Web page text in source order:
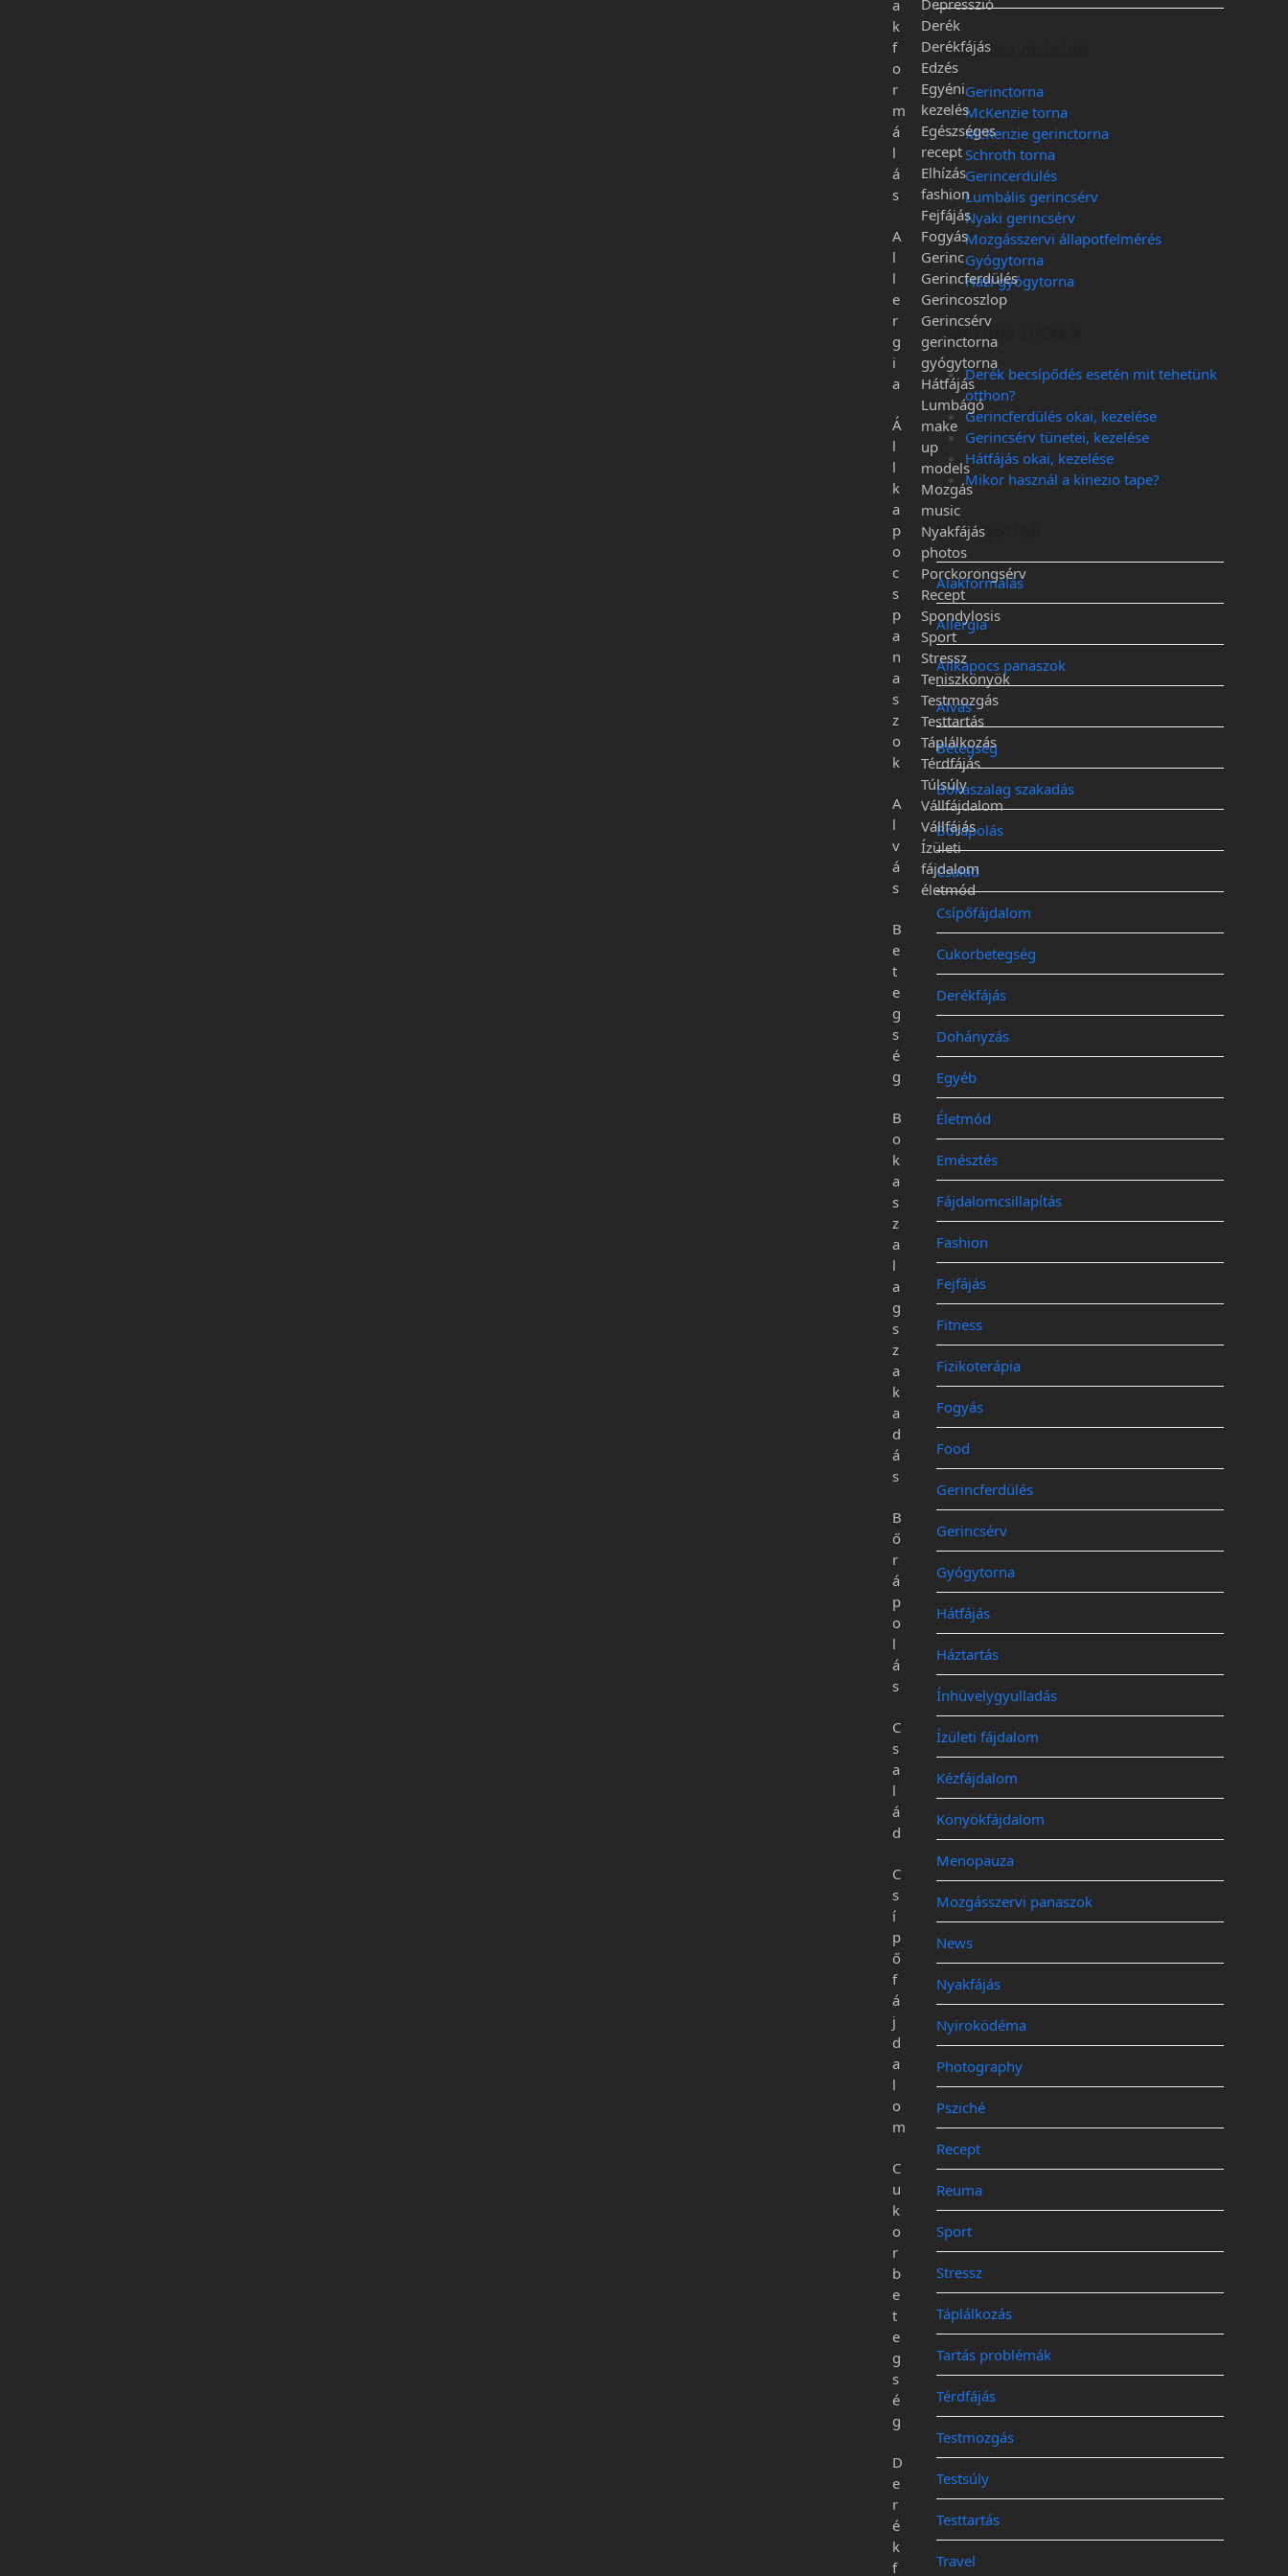
Hasznos oldalak
Gerinctorna
McKenzie torna
McKenzie gerinctorna
Schroth torna
Gerincerdülés
Lumbális gerincsérv
Nyaki gerincsérv
Mozgásszervi állapotfelmérés
Gyógytorna
Házi gyógytorna
Hasznos cikkek
Derék becsípődés esetén mit tehetünk
otthon?
Gerincferdülés okai, kezelése
Gerincsérv tünetei, kezelése
Hátfájás okai, kezelése
Mikor használ a kinezio tape?
Kategóriák
Alakformálás
Allergia
Állkapocs panaszok
Alvás
Betegség
Bokaszalag szakadás
Bőrápolás
Család
Csípőfájdalom
Cukorbetegség
Derékfájás
Dohányzás
Egyéb
Életmód
Emésztés
Fájdalomcsillapítás
Fashion
Fejfájás
Fitness
Fizikoterápia
Fogyás
Food
Gerincferdülés
Gerincsérv
Gyógytorna
Hátfájás
Háztartás
Ínhüvelygyulladás
Ízületi fájdalom
Kézfájdalom
Könyökfájdalom
Menopauza
Mozgásszervi panaszok
News
Nyakfájás
Nyiroködéma
Photography
Psziché
Recept
Reuma
Sport
Stressz
Táplálkozás
Tartás problémák
Térdfájás
Testmozgás
Testsúly
Testtartás
Travel
a
k
f
o
r
m
á
l
á
s
A
l
l
e
r
g
i
a
Á
l
l
k
a
p
o
c
s
p
a
n
a
s
z
o
k
A
l
v
á
s
B
e
t
e
g
s
é
g
B
o
k
a
s
z
a
l
a
g
s
z
a
k
a
d
á
s
B
ő
r
á
p
o
l
á
s
C
s
a
l
á
d
C
s
í
p
ő
f
á
j
d
a
l
o
m
C
u
k
o
r
b
e
t
e
g
s
é
g
D
e
r
é
k
f
Depresszió
Derék
Derékfájás
Edzés
Egyéni
kezelés
Egészséges
recept
Elhízás
fashion
Fejfájás
Fogyás
Gerinc
Gerincferdülés
Gerincoszlop
Gerincsérv
gerinctorna
gyógytorna
Hátfájás
Lumbágó
make
up
models
Mozgás
music
Nyakfájás
photos
Porckorongsérv
Recept
Spondylosis
Sport
Stressz
Teniszkönyök
Testmozgás
Testtartás
Táplálkozás
Térdfájás
Túlsúly
Vállfájdalom
Vállfájás
Ízületi
fájdalom
életmód